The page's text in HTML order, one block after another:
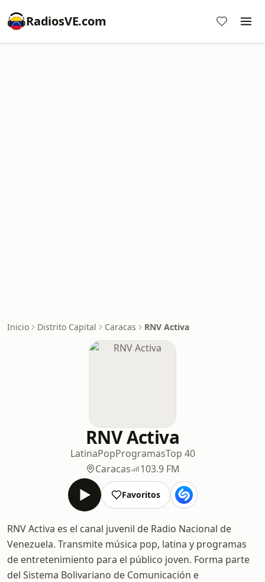
RadiosVE.com
Inicio Distrito Capital Caracas RNV Activa
RNV Activa
LatinaPopProgramasTop 40
Caracas
103.9 FM
Favoritos
RNV Activa es el canal juvenil de Radio Nacional de
Venezuela. Transmite música pop, latina y programas
de entretenimiento para el público joven. Forma parte
del Sistema Bolivariano de Comunicación e